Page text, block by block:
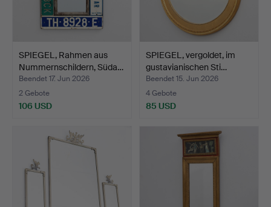
SPIEGEL, Rahmen aus
Nummernschildern, Süda…
Beendet 17. Jun 2026
2 Gebote
106 USD
SPIEGEL, vergoldet, im
gustavianischen Sti…
Beendet 15. Jun 2026
4 Gebote
85 USD